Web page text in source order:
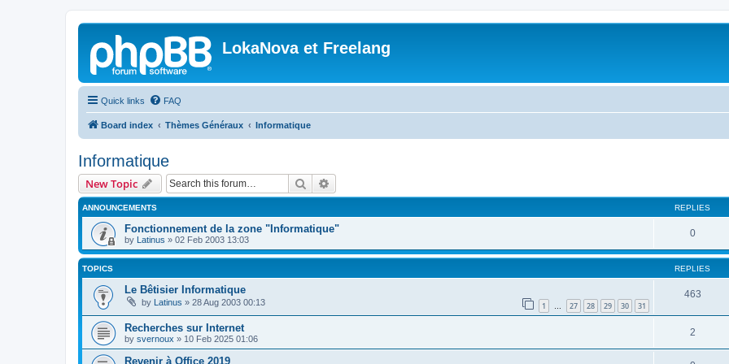
LokaNova et Freelang
Quick links FAQ
Board index Thèmes Généraux Informatique
Informatique
New Topic Search
ANNOUNCEMENTS REPLIES
Fonctionnement de la zone "Informatique"
by Latinus » 02 Feb 2003 13:03
0
TOPICS REPLIES
Le Bêtisier Informatique
by Latinus » 28 Aug 2003 00:13 1 … 27 28 29 30 31
463
Recherches sur Internet
by svernoux » 10 Feb 2025 01:06
2
Revenir à Office 2019